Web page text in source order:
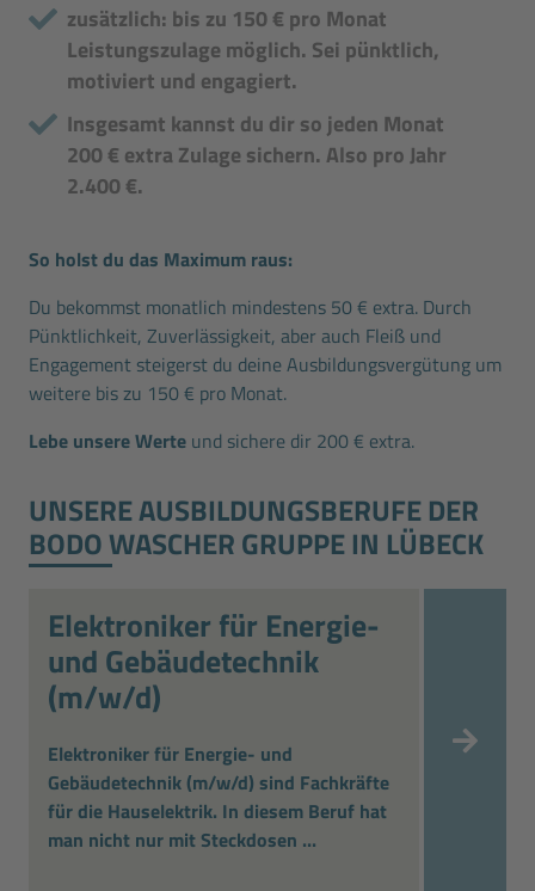
zusätzlich: bis zu 150 € pro Monat
Leistungszulage möglich. Sei pünktlich,
motiviert und engagiert.
Insgesamt kannst du dir so jeden Monat
200 € extra Zulage sichern. Also pro Jahr
2.400 €.
So holst du das Maximum raus:
Du bekommst monatlich mindestens 50 € extra. Durch
Pünktlichkeit, Zuverlässigkeit, aber auch Fleiß und
Engagement steigerst du deine Ausbildungsvergütung um
weitere bis zu 150 € pro Monat.
Lebe unsere Werte und sichere dir 200 € extra.
UNSERE AUSBILDUNGS­BERUFE DER
BODO WASCHER GRUPPE IN LÜBECK
Elektroniker für Energie-
und Gebäudetechnik
(m/w/d)
Elektroniker für Energie- und
Gebäudetechnik (m/w/d) sind Fachkräfte
für die Hauselektrik. In diesem Beruf hat
man nicht nur mit Steckdosen ...